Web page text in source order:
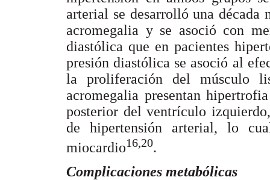
arterial se desarrolló una década
acromegalia y se asoció con
diastólica que en pacientes
presión diastólica se asoció al
la proliferación del músculo
acromegalia presentan
posterior del ventrículo
de hipertensión arterial, lo
miocardio16,20.
Complicaciones metabólicas